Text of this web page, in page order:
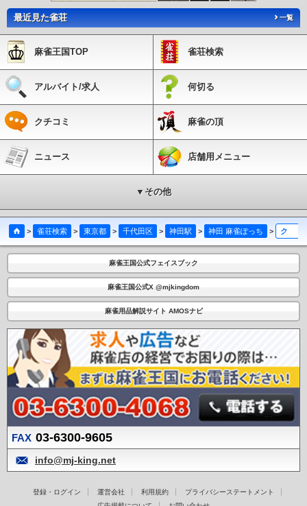
最近見た雀荘 一覧
麻雀王国TOP 雀荘検索
アルバイト/求人 何切る
クチコミ 麻雀の頂
ニュース 店舗用メニュー
▼その他
> 雀荘検索 > 東京都 > 千代田区 > 神田駅 > 神田 麻雀ぽっち > クチコミ
麻雀王国公式フェイスブック
麻雀王国公式X @mjkingdom
麻雀用品解説サイト AMOSナビ
FAX 03-6300-9605
info@mj-king.net
登録・ログイン 運営会社 利用規約
プライバシーステートメント